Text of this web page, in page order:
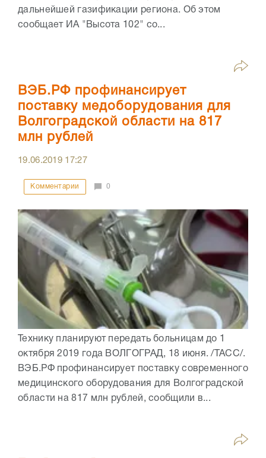
дальнейшей газификации региона. Об этом
сообщает ИА "Высота 102" со...
ВЭБ.РФ профинансирует
поставку медоборудования для
Волгоградской области на 817
млн рублей
19.06.2019 17:27
Комментарии 0
Технику планируют передать больницам до 1
октября 2019 года ВОЛГОГРАД, 18 июня. /ТАСС/.
ВЭБ.РФ профинансирует поставку современного
медицинского оборудования для Волгоградской
области на 817 млн рублей, сообщили в...